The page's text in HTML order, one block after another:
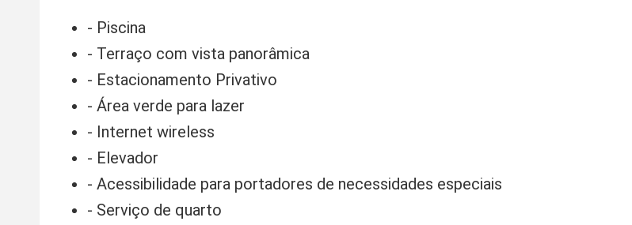
- Piscina
- Terraço com vista panorâmica
- Estacionamento Privativo
- Área verde para lazer
- Internet wireless
- Elevador
- Acessibilidade para portadores de necessidades especiais
- Serviço de quarto